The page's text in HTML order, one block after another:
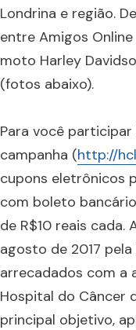
Londrina e região.
entre Amigos
moto Harley
(fotos abaixo).
Para você
campanha (http://
cupons eletrônicos
com boleto
de R$10 reais cada.
agosto de 2017
arrecadados com a
Hospital do Câncer
principal objetivo,